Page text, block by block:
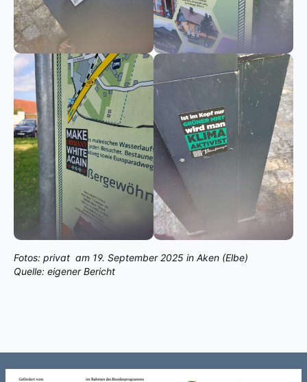
Fotos: privat am 19. September 2025 in Aken (Elbe)
Quelle: eigener Bericht